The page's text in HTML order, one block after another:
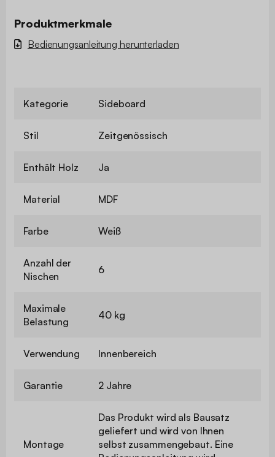
Produktmerkmale
Bedienungsanleitung herunterladen
Kategorie Sideboard
Stil Zeitgenössisch
Enthält Holz Ja
Material MDF
Farbe Weiß
Anzahl der
Nischen
6
Maximale
Belastung
40 kg
Verwendung Innenbereich
Garantie 2 Jahre
Montage
Das Produkt wird als Bausatz
geliefert und wird von Ihnen
selbst zusammengebaut. Eine